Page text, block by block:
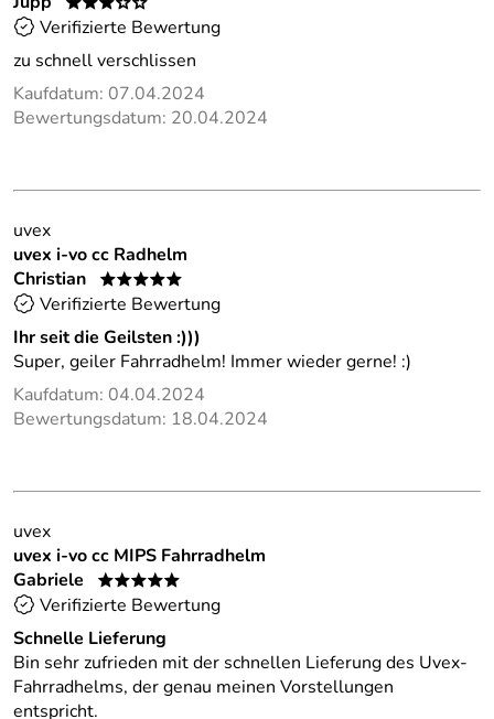
Verifizierte Bewertung
zu schnell verschlissen
Kaufdatum: 07.04.2024
Bewertungsdatum: 20.04.2024
uvex
uvex i-vo cc Radhelm
Christian
*****
Verifizierte Bewertung
Ihr seit die Geilsten :)))
Super, geiler Fahrradhelm! Immer wieder gerne! :)
Kaufdatum: 04.04.2024
Bewertungsdatum: 18.04.2024
uvex
uvex i-vo cc MIPS Fahrradhelm
Gabriele
*****
Verifizierte Bewertung
Schnelle Lieferung
Bin sehr zufrieden mit der schnellen Lieferung des Uvex-
Fahrradhelms, der genau meinen Vorstellungen
entspricht.